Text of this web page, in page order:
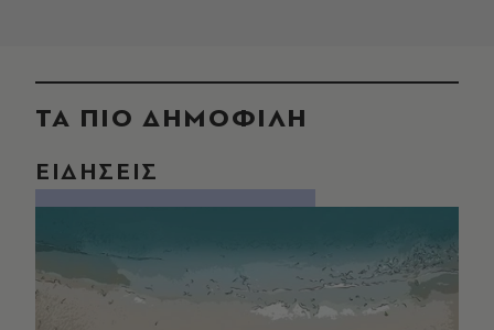
ΤΑ ΠΙΟ ΔΗΜΟΦΙΛΗ
ΕΙΔΗΣΕΙΣ